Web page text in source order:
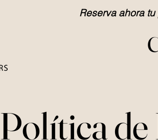
Reserva ahora
Política